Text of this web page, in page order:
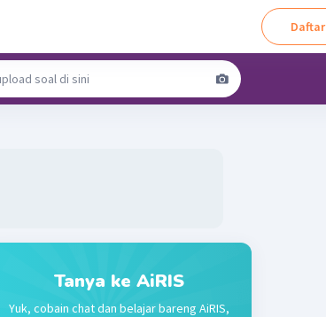
Daftar
Tanya ke AiRIS
Yuk, cobain chat dan belajar bareng AiRIS,